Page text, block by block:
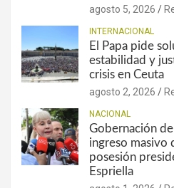
agosto 5, 2026
INTERNACIONAL
El Papa pide
estabilidad y
crisis en Ceuta
agosto 2, 2026
NACIONAL
Gobernación
ingreso masivo
posesión
Espriella